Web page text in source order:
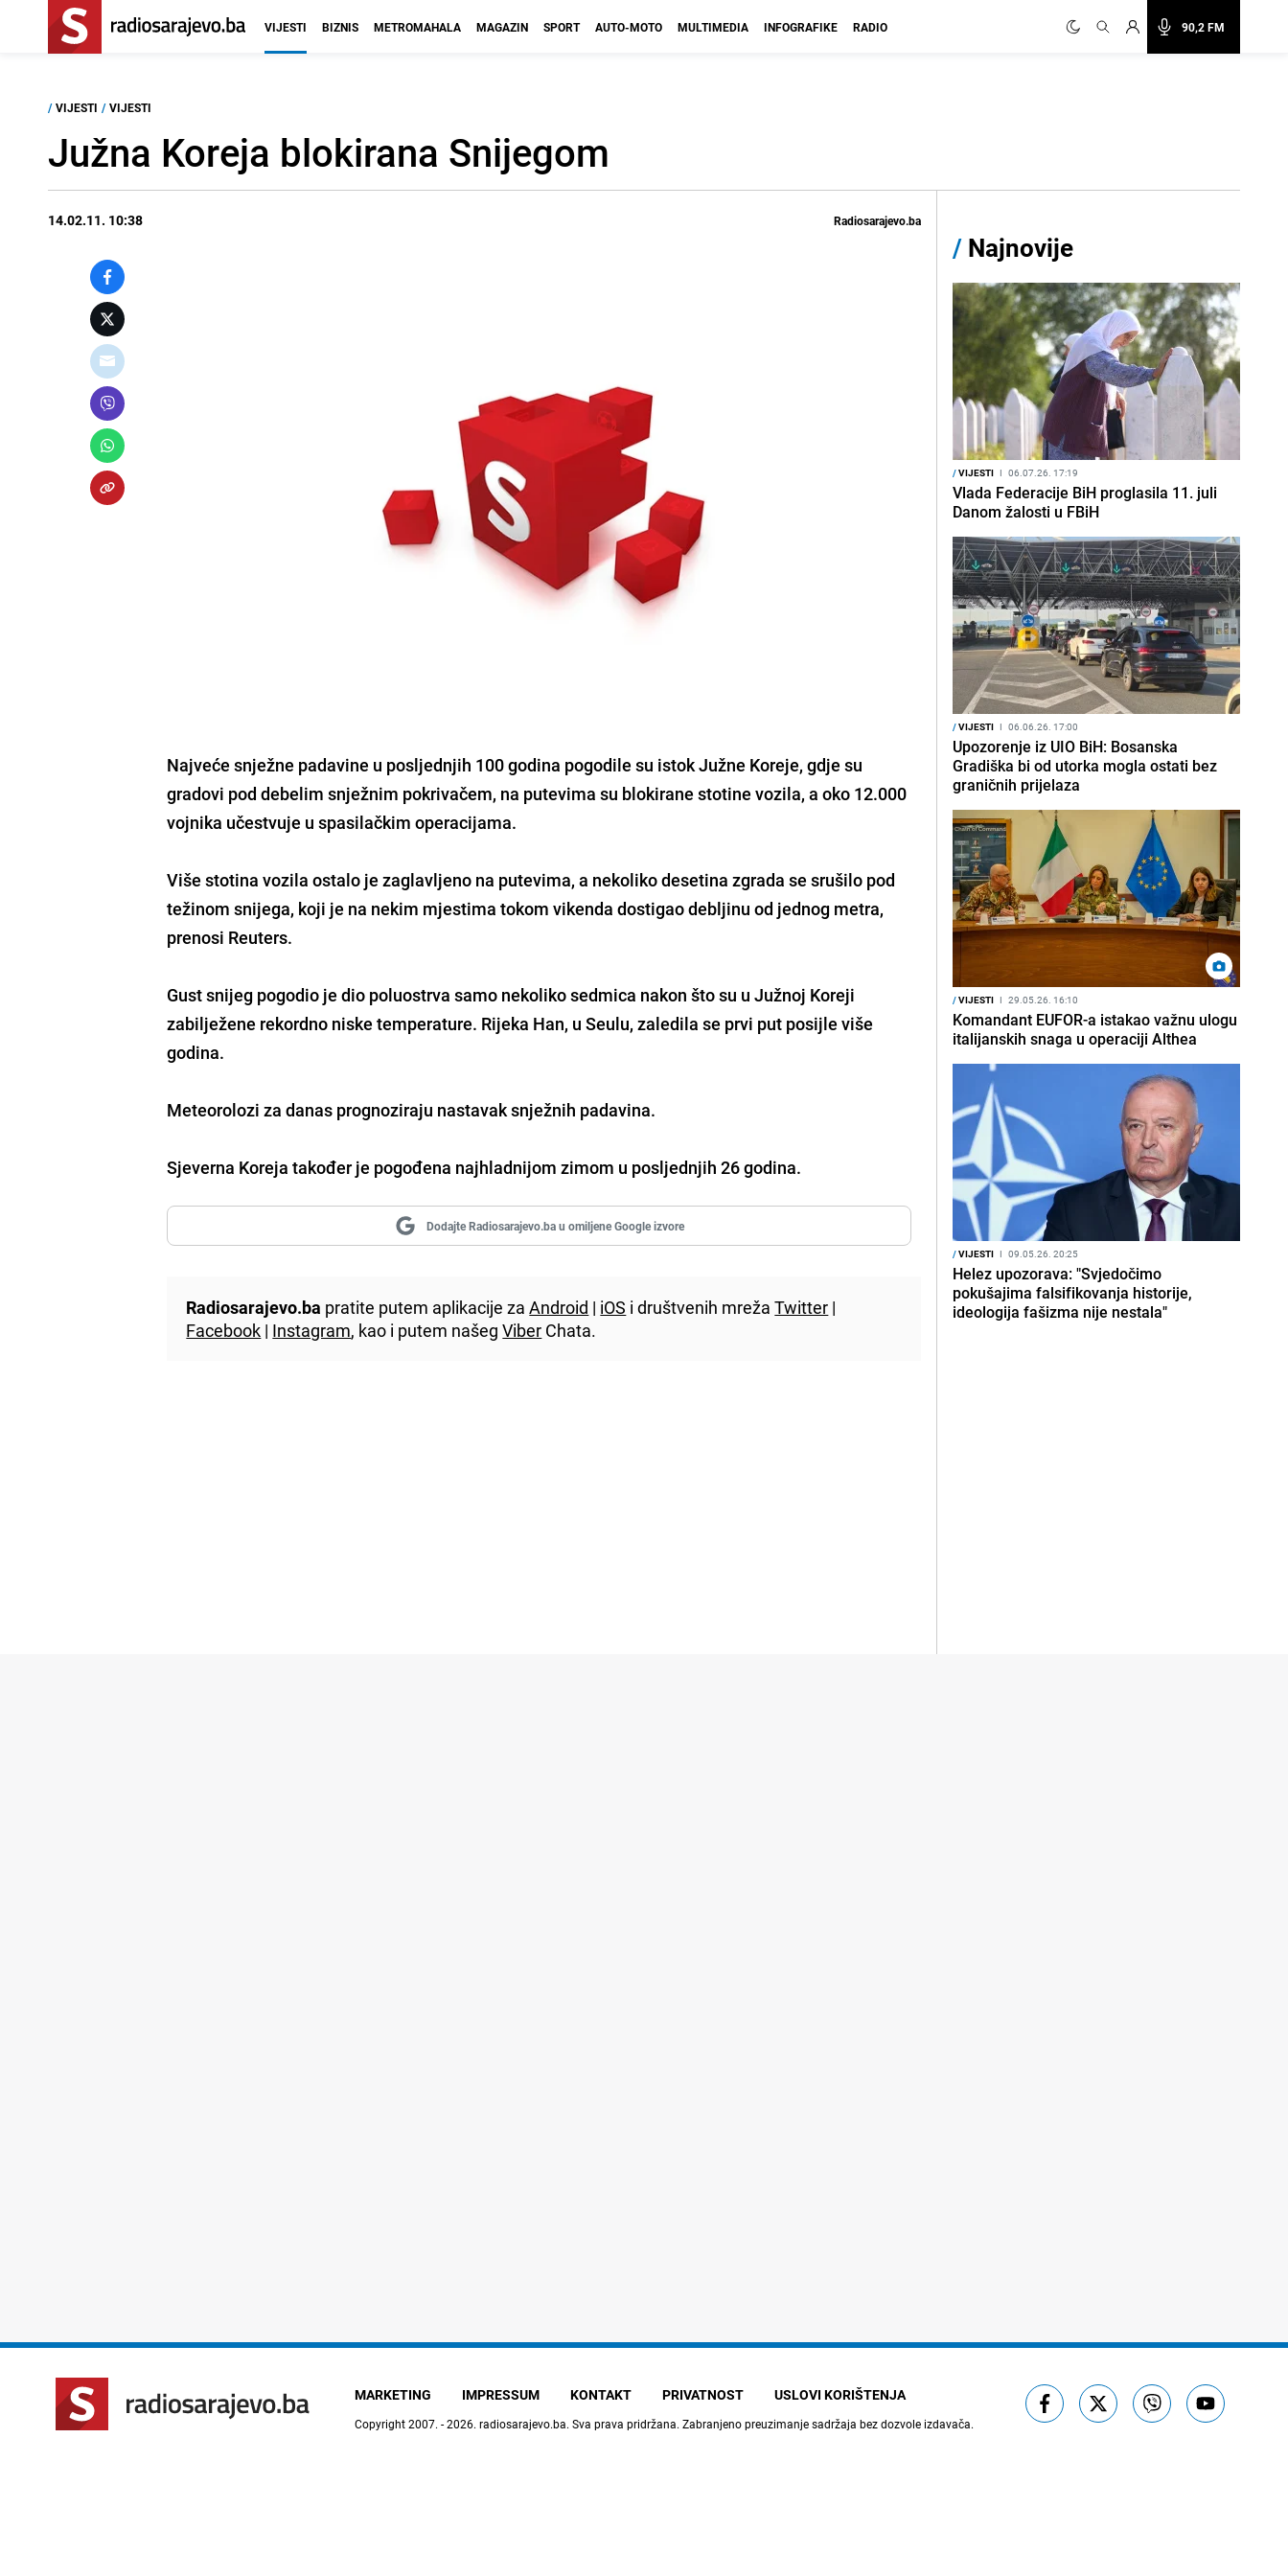
90,2 FM
VIJESTI BIZNIS METROMAHALA MAGAZIN SPORT AUTO-MOTO MULTIMEDIA INFOGRAFIKE RADIO
/ VIJESTI / VIJESTI
Južna Koreja blokirana Snijegom
14.02.11. 10:38 Radiosarajevo.ba
Najveće snježne padavine u posljednjih 100 godina pogodile su istok Južne Koreje, gdje su
gradovi pod debelim snježnim pokrivačem, na putevima su blokirane stotine vozila, a oko 12.000
vojnika učestvuje u spasilačkim operacijama.
Više stotina vozila ostalo je zaglavljeno na putevima, a nekoliko desetina zgrada se srušilo pod
težinom snijega, koji je na nekim mjestima tokom vikenda dostigao debljinu od jednog metra,
prenosi Reuters.
Gust snijeg pogodio je dio poluostrva samo nekoliko sedmica nakon što su u Južnoj Koreji
zabilježene rekordno niske temperature. Rijeka Han, u Seulu, zaledila se prvi put posijle više
godina.
Meteorolozi za danas prognoziraju nastavak snježnih padavina.
Sjeverna Koreja također je pogođena najhladnijom zimom u posljednjih 26 godina.
Dodajte Radiosarajevo.ba u omiljene Google izvore
Radiosarajevo.ba pratite putem aplikacije zaAndroid | iOS i društvenih mrežaTwitter |
Facebook | Instagram, kao i putem našegViber Chata.
/ Najnovije
/VIJESTI I 06.07.26. 17:19
Vlada Federacije BiH proglasila 11. juli
Danom žalosti u FBiH
/VIJESTI I 06.06.26. 17:00
Upozorenje iz UIO BiH: Bosanska
Gradiška bi od utorka mogla ostati bez
graničnih prijelaza
/VIJESTI I 29.05.26. 16:10
Komandant EUFOR-a istakao važnu ulogu
italijanskih snaga u operaciji Althea
/VIJESTI I 09.05.26. 20:25
Helez upozorava: "Svjedočimo
pokušajima falsifikovanja historije,
ideologija fašizma nije nestala"
MARKETING IMPRESSUM KONTAKT PRIVATNOST USLOVI KORIŠTENJA
Copyright 2007. - 2026. radiosarajevo.ba. Sva prava pridržana. Zabranjeno preuzimanje sadržaja bez dozvole izdavača.